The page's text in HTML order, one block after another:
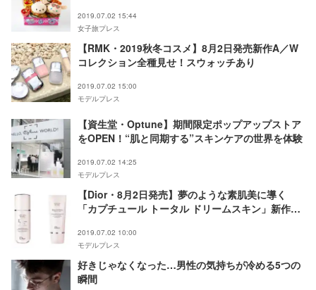
2019.07.02 15:44
女子旅プレス
【RMK・2019秋冬コスメ】8月2日発売新作A／W
コレクション全種見せ！スウォッチあり
2019.07.02 15:00
モデルプレス
【資生堂・Optune】期間限定ポップアップストア
をOPEN！“肌と同期する”スキンケアの世界を体験
2019.07.02 14:25
モデルプレス
【Dior・8月2日発売】夢のような素肌美に導く
「カプチュール トータル ドリームスキン」新作登
2019.07.02 10:00
モデルプレス
好きじゃなくなった…男性の気持ちが冷める5つの
瞬間